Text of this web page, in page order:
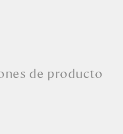
de producto